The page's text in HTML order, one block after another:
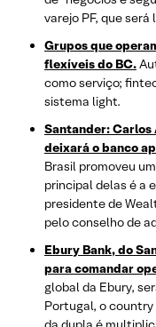
varejo PF, que
Grupos que
flexíveis do BC.
como serviço;
sistema light.
Santander: Carlos
deixará o banco
Brasil promoveu
principal delas é a
presidente de
pelo conselho de
Ebury Bank, do
para comandar
global da Ebury,
Portugal, o